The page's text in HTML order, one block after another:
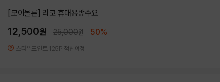
[모이몰른] 리코 휴대용방수요
12,500원 25,000원 50%
스타일포인트 125P 적립예정